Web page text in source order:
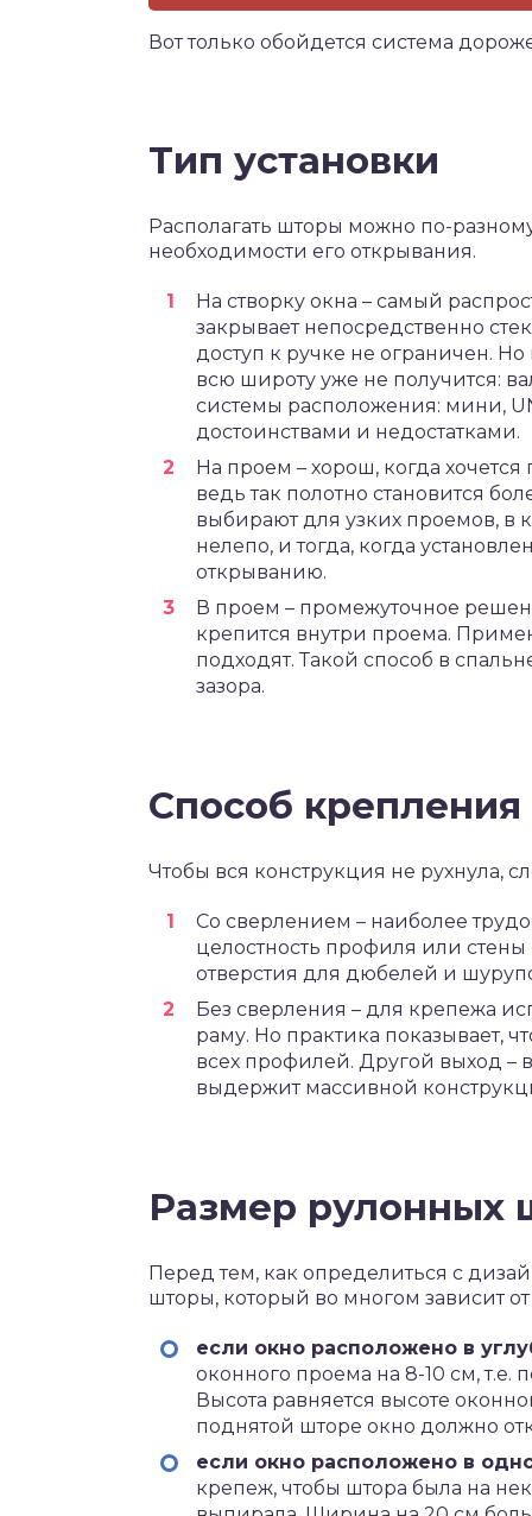
Вот только обойдется система
Тип установки
Располагать шторы можно по-
необходимости его открывания.
На створку окна – самый
закрывает непосредственно
доступ к ручке не ограничен. Но
всю широту уже не получится:
системы расположения: мини,
достоинствами и недостатками.
На проем – хорош, когда
ведь так полотно становится
выбирают для узких проемов, в
нелепо, и тогда, когда
открыванию.
В проем – промежуточное
крепится внутри проема.
подходят. Такой способ в
зазора.
Способ крепления
Чтобы вся конструкция не рухнула,
Со сверлением – наиболее
целостность профиля или стены
отверстия для дюбелей и
Без сверления – для крепежа
раму. Но практика показывает,
всех профилей. Другой выход –
выдержит массивной
Размер рулонных
Перед тем, как определиться с
шторы, который во многом зависит
если окно расположено в
оконного проема на 8-10 см,
Высота равняется высоте
поднятой шторе окно должно
если окно расположено в
крепеж, чтобы штора была на